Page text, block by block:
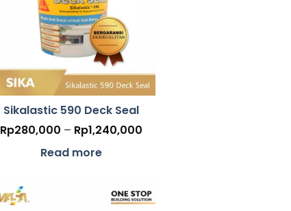
Sikalastic 590 Deck Seal
Rp280,000 – Rp1,240,000Price
Read more